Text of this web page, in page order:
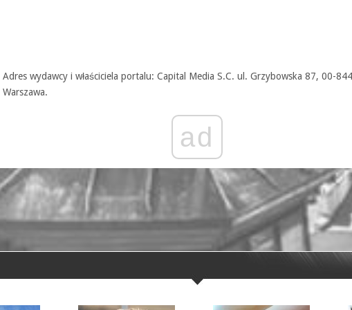
Adres wydawcy i właściciela portalu: Capital Media S.C. ul. Grzybowska 87, 00-844
Warszawa.
ad